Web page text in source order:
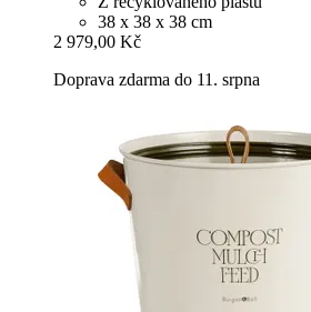
38 x 38 x 38 cm
2 979,00 Kč
Doprava zdarma do 11. srpna